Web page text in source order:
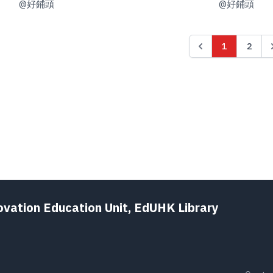
@好鋪頭
@好鋪頭
1 2
Education Unit, EdUHK Library